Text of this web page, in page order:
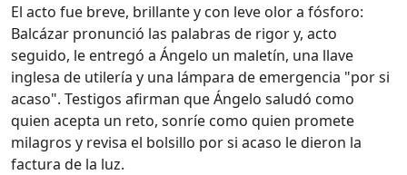
El acto fue breve, brillante y con leve olor a fósforo:
Balcázar pronunció las palabras de rigor y, acto
seguido, le entregó a Ángelo un maletín, una llave
inglesa de utilería y una lámpara de emergencia "por si
acaso". Testigos afirman que Ángelo saludó como
quien acepta un reto, sonríe como quien promete
milagros y revisa el bolsillo por si acaso le dieron la
factura de la luz.